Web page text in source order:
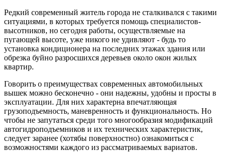
Редкий современный житель города не сталкивался с такими
ситуациями, в которых требуется помощь специалистов-
высотников, но сегодня работы, осуществляемые на
пугающей высоте, уже никого не удивляют - будь то
установка кондиционера на последних этажах здания или
обрезка буйно разросшихся деревьев около окон жилых
квартир.
Говорить о преимуществах современных автомобильных
вышек можно бесконечно - они надежны, удобны и просты в
эксплуатации. Для них характерна впечатляющая
грузоподъемность, маневренность и функциональность. Но
чтобы не запутаться среди того многообразия модификаций
автогидроподъемников и их технических характеристик,
следует заранее (хотябы поверхностно) ознакомиться с
возможностями каждого из рассматриваемых вариатов.